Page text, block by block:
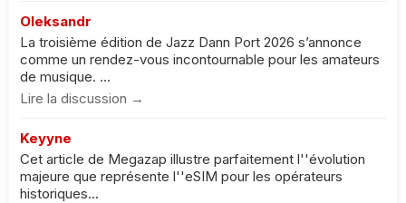
Oleksandr
La troisième édition de Jazz Dann Port 2026 s’annonce
comme un rendez-vous incontournable pour les amateurs
de musique. ...
Lire la discussion →
Keyyne
Cet article de Megazap illustre parfaitement l''évolution
majeure que représente l''eSIM pour les opérateurs
historiques...